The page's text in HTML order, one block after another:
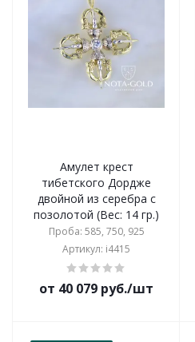
Амулет крест
тибетского Дордже
двойной из серебра с
позолотой (Вес: 14 гр.)
Проба: 585, 750, 925
Артикул: i4415
от 40 079 руб./шт